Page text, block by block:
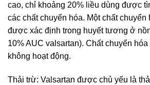
cao, chỉ khoảng 20% liều dùng được
các chất chuyển hóa. Một chất chuyển
được xác định trong huyết tương ở
10% AUC valsartan). Chất chuyển
không hoạt động.
Thải trừ: Valsartan được chủ yếu là